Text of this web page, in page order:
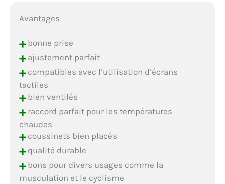
Avantages
+bonne prise
+ajustement parfait
+compatibles avec l’utilisation d’écrans
tactiles
+bien ventilés
+raccord parfait pour les températures
chaudes
+coussinets bien placés
+qualité durable
+bons pour divers usages comme la
musculation et le cyclisme